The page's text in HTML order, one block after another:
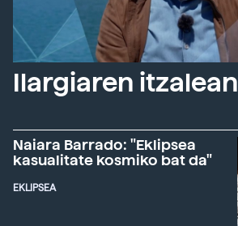
Ilargiaren itzalean
Naiara Barrado: "Eklipsea
kasualitate kosmiko bat da"
EKLIPSEA